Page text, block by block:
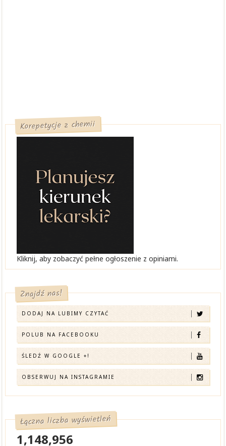
Korepetycje z chemii
Kliknij, aby zobaczyć pełne ogłoszenie z opiniami.
Znajdź nas!
DODAJ NA LUBIMY CZYTAĆ
POLUB NA FACEBOOKU
ŚLEDŹ W GOOGLE +!
OBSERWUJ NA INSTAGRAMIE
Łączna liczba wyświetleń
1,148,956